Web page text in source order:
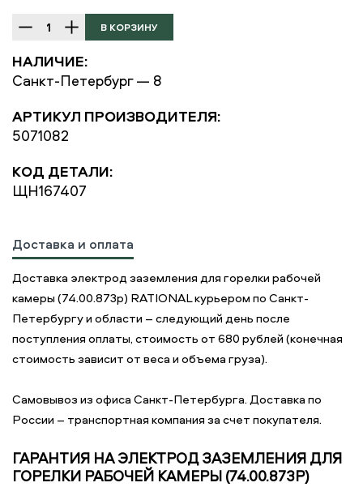
НАЛИЧИЕ:
Санкт-Петербург — 8
АРТИКУЛ ПРОИЗВОДИТЕЛЯ:
5071082
КОД ДЕТАЛИ:
ЩН167407
Доставка и оплата
Доставка электрод заземления для горелки рабочей
камеры (74.00.873p) RATIONAL курьером по Санкт-
Петербургу и области – следующий день после
поступления оплаты, стоимость от 680 рублей (конечная
стоимость зависит от веса и объема груза).
Самовывоз из офиса Санкт-Петербурга. Доставка по
России – транспортная компания за счет покупателя.
ГАРАНТИЯ НА ЭЛЕКТРОД ЗАЗЕМЛЕНИЯ ДЛЯ
ГОРЕЛКИ РАБОЧЕЙ КАМЕРЫ (74.00.873P)